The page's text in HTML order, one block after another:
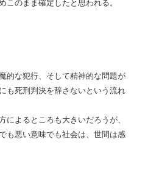
このまま確定したと思われる。
的な犯行、そして精神的な問題が
も死刑判決を辞さないという流れ
によるところも大きいだろうが、
も悪い意味でも社会は、世間は感